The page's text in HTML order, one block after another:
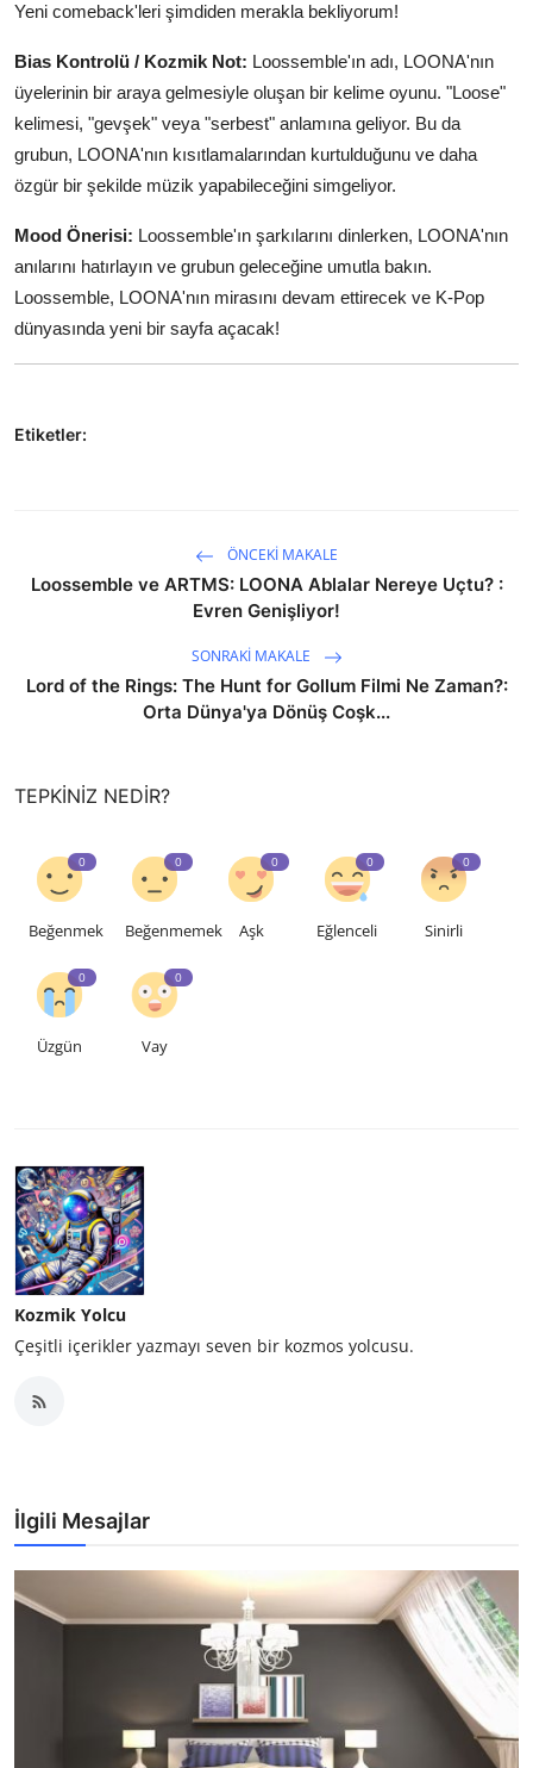
Yeni comeback'leri şimdiden merakla bekliyorum!
Bias Kontrolü / Kozmik Not: Loossemble'ın adı, LOONA'nın
üyelerinin bir araya gelmesiyle oluşan bir kelime oyunu. "Loose"
kelimesi, "gevşek" veya "serbest" anlamına geliyor. Bu da
grubun, LOONA'nın kısıtlamalarından kurtulduğunu ve daha
özgür bir şekilde müzik yapabileceğini simgeliyor.
Mood Önerisi: Loossemble'ın şarkılarını dinlerken, LOONA'nın
anılarını hatırlayın ve grubun geleceğine umutla bakın.
Loossemble, LOONA'nın mirasını devam ettirecek ve K-Pop
dünyasında yeni bir sayfa açacak!
Etiketler:
ÖNCEKI MAKALE
Loossemble ve ARTMS: LOONA Ablalar Nereye Uçtu? :
Evren Genişliyor!
SONRAKI MAKALE
Lord of the Rings: The Hunt for Gollum Filmi Ne Zaman?:
Orta Dünya'ya Dönüş Coşk...
TEPKINIZ NEDIR?
0
Beğenmek
0
Beğenmemek
0
Aşk
0
Eğlenceli
0
Sinirli
0
Üzgün
0
Vay
Kozmik Yolcu
Çeşitli içerikler yazmayı seven bir kozmos yolcusu.
İlgili Mesajlar